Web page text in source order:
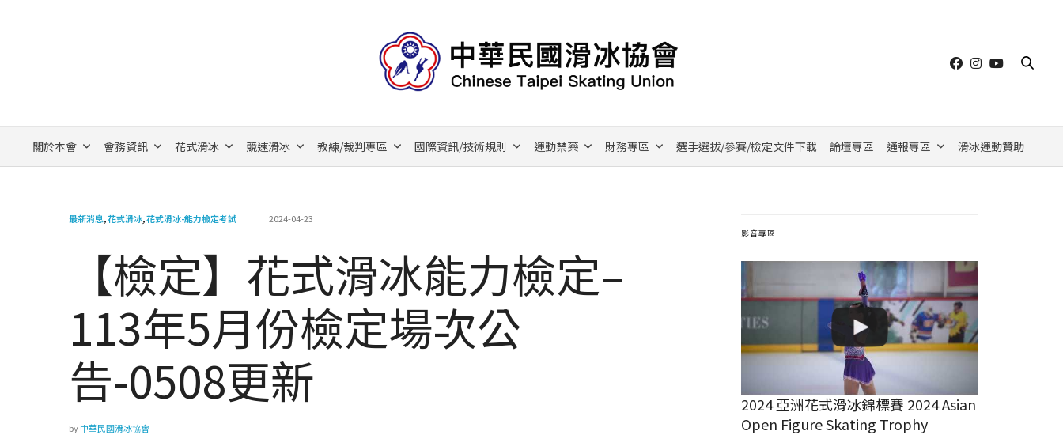
關於本會 會務資訊 花式滑冰 競速滑冰 教練/裁判專區 國際資訊/技術規則 運動禁藥 財務專區 選手選拔/參賽/檢定文件下載 論壇專區 通報專區 滑冰運動贊助
最新消息,花式滑冰,花式滑冰-能力檢定考試 2024-04-23
【檢定】花式滑冰能力檢定–
113年5月份檢定場次公
告-0508更新
by中華民國滑冰協會
影音專區
2024 亞洲花式滑冰錦標賽 2024 Asian
Open Figure Skating Trophy